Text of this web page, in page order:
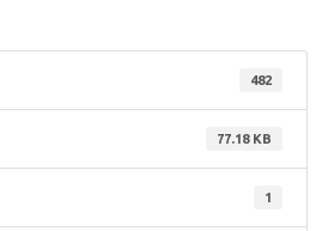
482
77.18 KB
1